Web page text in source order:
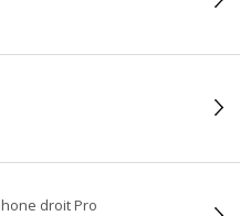
droit Pro